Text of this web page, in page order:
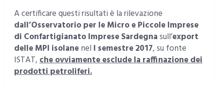
A certificare questi risultati è la rilevazione
dall’Osservatorio per le Micro e Piccole Imprese
di Confartigianato Imprese Sardegnasull’export
delle MPI isolanenel I semestre 2017, su fonte
ISTAT,che ovviamente esclude la raffinazione dei
prodotti petroliferi.